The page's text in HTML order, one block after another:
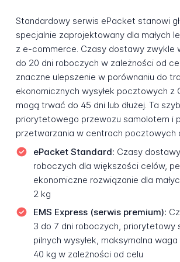
Standardowy serwis ePacket stanowi
specjalnie zaprojektowany dla małych
z e-commerce. Czasy dostawy zwykle
do 20 dni roboczych w zależności od
znaczne ulepszenie w porównaniu do
ekonomicznych wysyłek pocztowych z
mogą trwać do 45 dni lub dłużej. Ta
priorytetowego przewozu samolotem i
przetwarzania w centrach pocztowych
ePacket Standard: Czasy
roboczych dla większości celów,
ekonomiczne rozwiązanie dla
2 kg
EMS Express (serwis premium):
3 do 7 dni roboczych, priorytetowy
pilnych wysyłek, maksymalna
40 kg w zależności od celu